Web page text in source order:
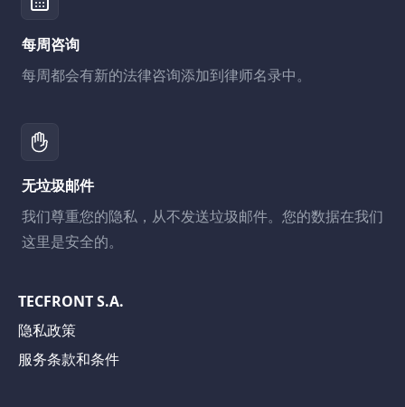
每周咨询
每周都会有新的法律咨询添加到律师名录中。
无垃圾邮件
我们尊重您的隐私，从不发送垃圾邮件。您的数据在我们
这里是安全的。
TECFRONT S.A.
隐私政策
服务条款和条件